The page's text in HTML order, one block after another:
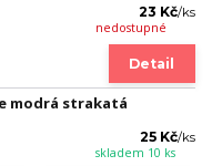
23 Kč/ks
nedostupné
Detail
modrá strakatá
25 Kč/ks
skladem 10 ks